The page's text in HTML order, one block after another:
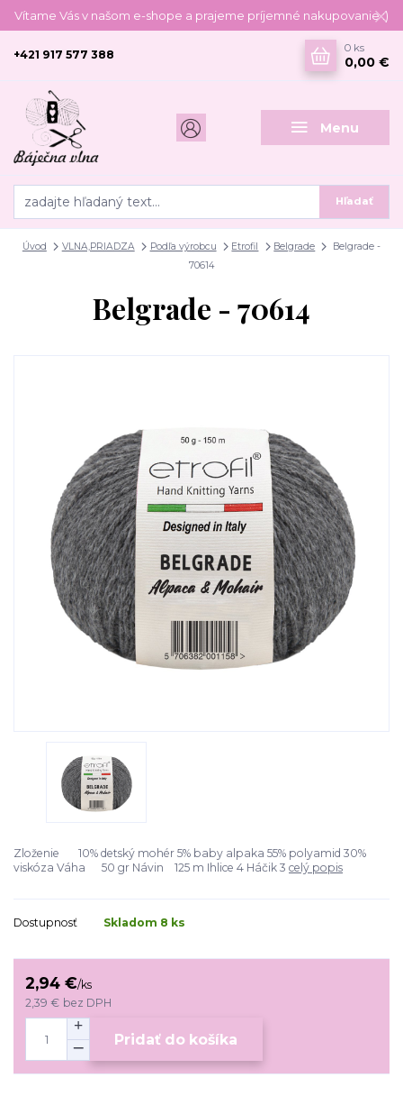
Vítame Vás v našom e-shope a prajeme príjemné nakupovanie :)
Menu
Hľadať
+421 917 577 388
0 ks
0,00 €
Úvod VLNA,PRIADZA Podľa výrobcu Etrofil Belgrade
Belgrade -
70614
Belgrade - 70614
Zloženie 10% detský mohér 5% baby alpaka 55% polyamid 30%
viskóza Váha 50 gr Návin 125 m Ihlice 4 Háčik 3 celý popis
Dostupnosť Skladom 8 ks
2,94 €/ks
2,39 € bez DPH
Pridať do košíka